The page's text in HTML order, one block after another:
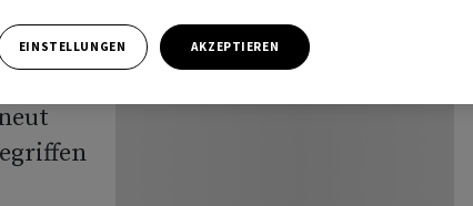
EINSTELLUNGEN AKZEPTIEREN